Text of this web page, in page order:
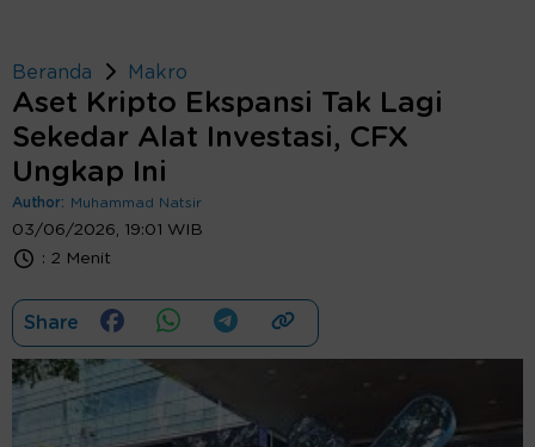
Beranda Makro
Aset Kripto Ekspansi Tak Lagi
Sekedar Alat Investasi, CFX
Ungkap Ini
Author: Muhammad Natsir
03/06/2026, 19:01 WIB
: 2 Menit
Share